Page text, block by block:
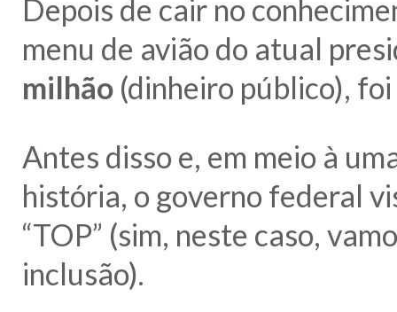
Depois de cair no
menu de avião do atual
milhão (dinheiro público),
Antes disso e, em meio à
história, o governo federal
“TOP” (sim, neste caso,
inclusão).